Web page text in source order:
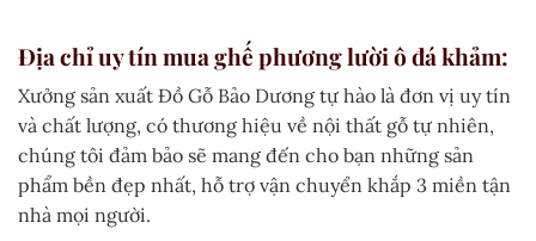
Địa chỉ uy tín mua ghế phương lười ô đá khảm:
Xưởng sản xuất Đồ Gỗ Bảo Dương tự hào là đơn vị uy tín
và chất lượng, có thương hiệu về nội thất gỗ tự nhiên,
chúng tôi đảm bảo sẽ mang đến cho bạn những sản
phẩm bền đẹp nhất, hỗ trợ vận chuyển khắp 3 miền tận
nhà mọi người.